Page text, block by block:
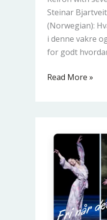
Steinar
(Norwegian):
i denne vakre
for godt
Read More »
Gjest
hos
podcasten
det
gjelder!